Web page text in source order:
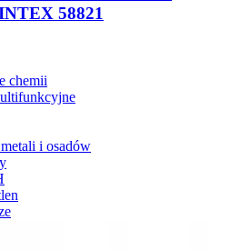
58821
chemii
i osadów